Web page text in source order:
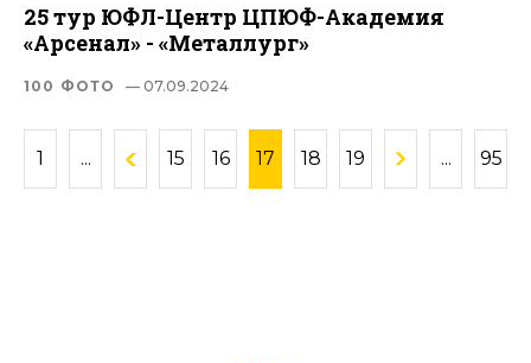
25 тур ЮФЛ-Центр ЦПЮФ-Академия
«Арсенал» - «Металлург»
100 ФОТО — 07.09.2024
1 ... 15 16 17 18 19 ... 95